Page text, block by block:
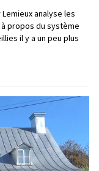
analyse les
propos du système
il y a un peu plus